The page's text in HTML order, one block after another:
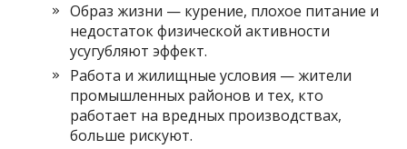
Образ жизни — курение, плохое питание и
недостаток физической активности
усугубляют эффект.
Работа и жилищные условия — жители
промышленных районов и тех, кто
работает на вредных производствах,
больше рискуют.